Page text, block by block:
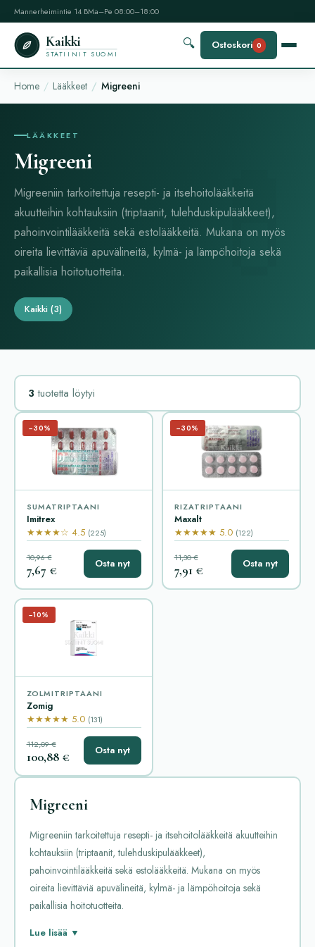
Mannerheimintie 14 BMa–Pe 08:00–18:00
Kaikki
STATIINIT SUOMI
🔍 Ostoskori 0
Home Lääkkeet Migreeni
LÄÄKKEET
Migreeni
Migreeniin tarkoitettuja resepti- ja itsehoitolääkkeitä
akuutteihin kohtauksiin (triptaanit, tulehduskipulääkkeet),
pahoinvointilääkkeitä sekä estolääkkeitä. Mukana on myös
oireita lievittäviä apuvälineitä, kylmä- ja lämpöhoitoja sekä
paikallisia hoitotuotteita.
Kaikki (3)
3 tuotetta löytyi
−30%
SUMATRIPTAANI
Imitrex
★★★★☆ 4.5 (225)
10,96 €
7,67 € Osta nyt
−30%
RIZATRIPTAANI
Maxalt
★★★★★ 5.0 (122)
11,30 €
7,91 € Osta nyt
−10%
ZOLMITRIPTAANI
Zomig
★★★★★ 5.0 (131)
112,09 €
100,88 € Osta nyt
Migreeni
Migreeniin tarkoitettuja resepti- ja itsehoitolääkkeitä akuutteihin
kohtauksiin (triptaanit, tulehduskipulääkkeet),
pahoinvointilääkkeitä sekä estolääkkeitä. Mukana on myös
oireita lievittäviä apuvälineitä, kylmä- ja lämpöhoitoja sekä
paikallisia hoitotuotteita.
Migreeni-kategoria kattaa lääkkeet ja valmisteet, joita käytetään
Lue lisää ▼